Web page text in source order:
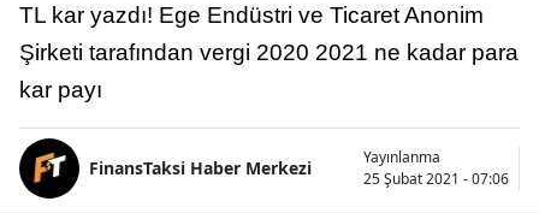
TL kar yazdı! Ege Endüstri ve Ticaret Anonim
Şirketi tarafından vergi 2020 2021 ne kadar para
kar payı
FinansTaksi Haber Merkezi
Yayınlanma
25 Şubat 2021 - 07:06